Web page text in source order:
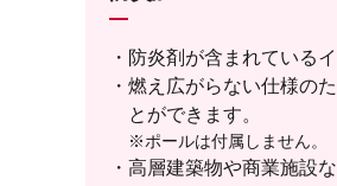
防炎剤が含まれている
燃え広がらない仕様の
とができます。
※ポールは付属しません。
高層建築物や商業施設